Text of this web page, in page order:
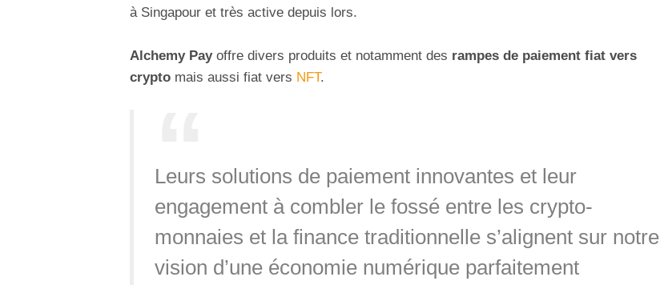
à Singapour et très active depuis lors.
Alchemy Payoffre divers produits et notamment des rampes de paiement fiat vers
crypto mais aussi fiat vers NFT.
Leurs solutions de paiement innovantes et leur
engagement à combler le fossé entre les crypto-
monnaies et la finance traditionnelle s’alignent sur notre
vision d’une économie numérique parfaitement